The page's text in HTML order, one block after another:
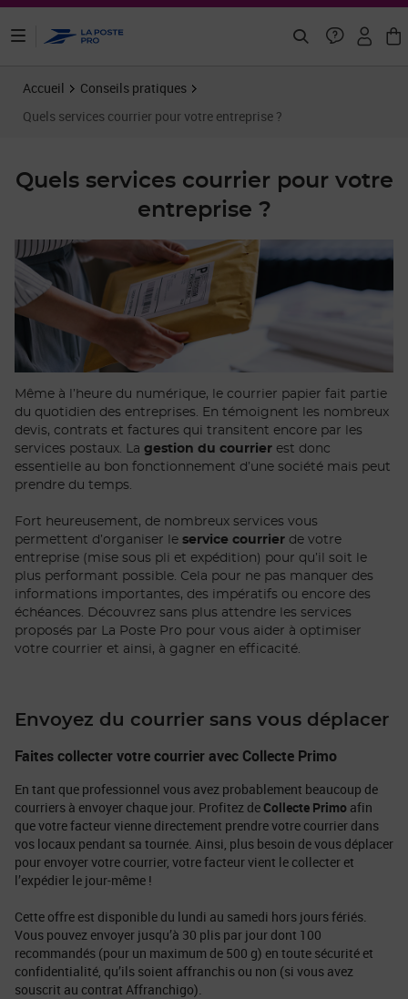
Accueil
Conseils pratiques
Quels services courrier pour votre entreprise ?
Quels services courrier pour votre
entreprise ?
Même à l’heure du numérique, le courrier papier fait partie
du quotidien des entreprises. En témoignent les nombreux
devis, contrats et factures qui transitent encore par les
services postaux. La gestion du courrier est donc
essentielle au bon fonctionnement d’une société mais peut
prendre du temps.
Fort heureusement, de nombreux services vous
permettent d’organiser le service courrier de votre
entreprise (mise sous pli et expédition) pour qu’il soit le
plus performant possible. Cela pour ne pas manquer des
informations importantes, des impératifs ou encore des
échéances. Découvrez sans plus attendre les services
proposés par La Poste Pro pour vous aider à optimiser
votre courrier et ainsi, à gagner en efficacité.
Envoyez du courrier sans vous déplacer
Faites collecter votre courrier avec Collecte Primo
En tant que professionnel vous avez probablement beaucoup de
courriers à envoyer chaque jour. Profitez de Collecte Primo afin
que votre facteur vienne directement prendre votre courrier dans
vos locaux pendant sa tournée. Ainsi, plus besoin de vous déplacer
pour envoyer votre courrier, votre facteur vient le collecter et
l’expédier le jour-même !
Cette offre est disponible du lundi au samedi hors jours fériés.
Vous pouvez envoyer jusqu’à 30 plis par jour dont 100
recommandés (pour un maximum de 500 g) en toute sécurité et
confidentialité, qu’ils soient affranchis ou non (si vous avez
souscrit au contrat Affranchigo).